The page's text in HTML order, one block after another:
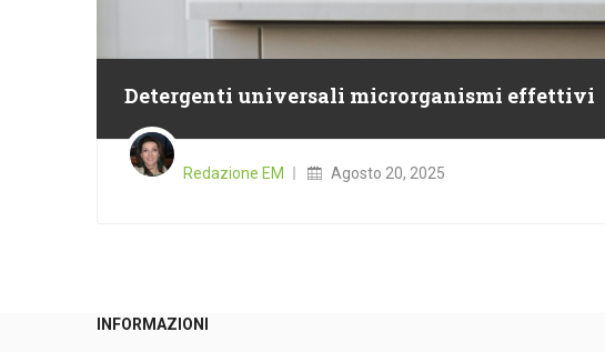
Detergenti universali microrganismi effettivi
Redazione EM
Posted
Agosto 20, 2025
INFORMAZIONI